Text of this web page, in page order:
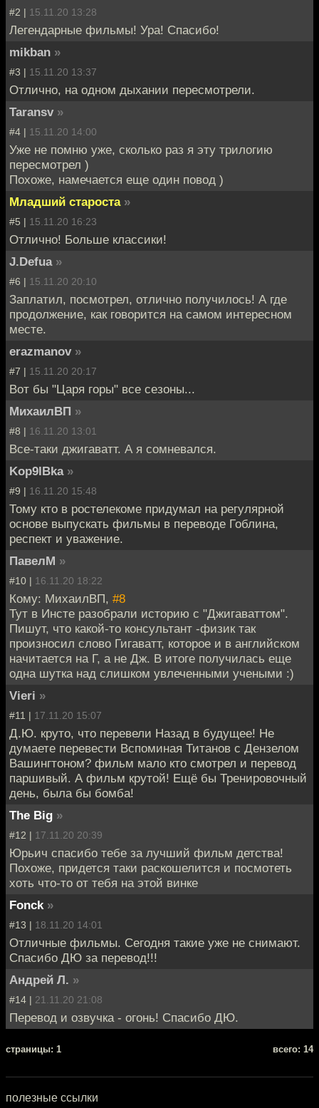
#2 | 15.11.20 13:28
Легендарные фильмы! Ура! Спасибо!
mikban »
#3 | 15.11.20 13:37
Отлично, на одном дыхании пересмотрели.
Taransv »
#4 | 15.11.20 14:00
Уже не помню уже, сколько раз я эту трилогию
пересмотрел )
Похоже, намечается еще один повод )
Младший староста »
#5 | 15.11.20 16:23
Отлично! Больше классики!
J.Defua »
#6 | 15.11.20 20:10
Заплатил, посмотрел, отлично получилось! А где
продолжение, как говорится на самом интересном
месте.
erazmanov »
#7 | 15.11.20 20:17
Вот бы "Царя горы" все сезоны...
МихаилВП »
#8 | 16.11.20 13:01
Все-таки джигаватт. А я сомневался.
Kop9IBka »
#9 | 16.11.20 15:48
Тому кто в ростелекоме придумал на регулярной
основе выпускать фильмы в переводе Гоблина,
респект и уважение.
ПавелМ »
#10 | 16.11.20 18:22
Кому: МихаилВП, #8
Тут в Инсте разобрали историю с "Джигаваттом".
Пишут, что какой-то консультант -физик так
произносил слово Гигаватт, которое и в английском
начитается на Г, а не Дж. В итоге получилась еще
одна шутка над слишком увлеченными учеными :)
Vieri »
#11 | 17.11.20 15:07
Д.Ю. круто, что перевели Назад в будущее! Не
думаете перевести Вспоминая Титанов с Дензелом
Вашингтоном? фильм мало кто смотрел и перевод
паршивый. А фильм крутой! Ещё бы Тренировочный
день, была бы бомба!
The Big »
#12 | 17.11.20 20:39
Юрьич спасибо тебе за лучший фильм детства!
Похоже, придется таки раскошелится и посмотеть
хоть что-то от тебя на этой винке
Fonck »
#13 | 18.11.20 14:01
Отличные фильмы. Сегодня такие уже не снимают.
Спасибо ДЮ за перевод!!!
Андрей Л. »
#14 | 21.11.20 21:08
Перевод и озвучка - огонь! Спасибо ДЮ.
cтраницы: 1 всего: 14
полезные ссылки